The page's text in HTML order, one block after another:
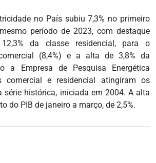
no País subiu 7,3% no primeiro
período de 2023, com destaque
da classe residencial, para o
(8,4%) e a alta de 3,8% da
a Empresa de Pesquisa Energética
comercial e residencial atingiram os
série histórica, iniciada em 2004. A alta
do PIB de janeiro a março, de 2,5%.